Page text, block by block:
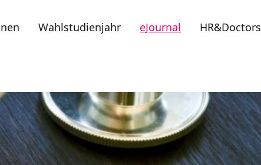
Wahlstudienjahr eJournal HR&Doctors